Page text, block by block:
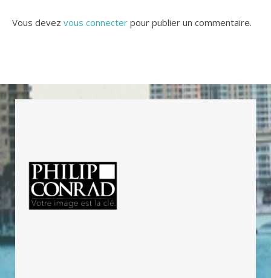
Vous devez vous connecter pour publier un commentaire.